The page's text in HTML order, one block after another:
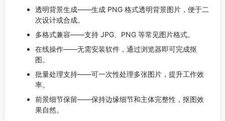
透明背景生成——生成 PNG 格式透明背景图片，便于二
次设计或合成。
多格式兼容——支持 JPG、PNG 等常见图片格式。
在线操作——无需安装软件，通过浏览器即可完成抠
图。
批量处理支持——可一次性处理多张图片，提升工作效
率。
前景细节保留——保持边缘细节和主体完整性，抠图效
果自然。